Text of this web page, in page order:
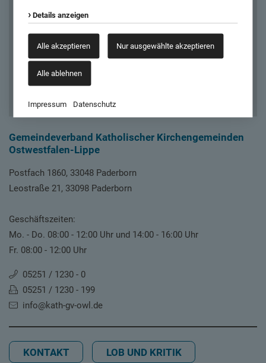
Details anzeigen
Alle akzeptieren Nur ausgewählte akzeptieren
Alle ablehnen
Impressum Datenschutz
müssen wir eine Verbindung zu den Servern von Google Maps
aufbauen. Außerdem werden dadurch auch Google Web Fonts von
den Servern von Google geladen.
Ausgewählte akzeptieren
Gemeindeverband Katholischer Kirchengemeinden
Ostwestfalen-Lippe
Postfach 1860, 33048 Paderborn
Leostraße 21, 33098 Paderborn
Geschäftszeiten:
Mo. - Do. 08:00 - 12:00 Uhr und 14:00 - 16:00 Uhr
Fr. 08:00 - 12:00 Uhr
05251 / 1230 - 0
05251 / 1230 - 199
info@kath-gv-owl.de
KONTAKT LOB UND KRITIK